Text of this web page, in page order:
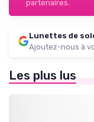
partenaires.
Lunettes de
Ajoutez-nous à
Les plus lus